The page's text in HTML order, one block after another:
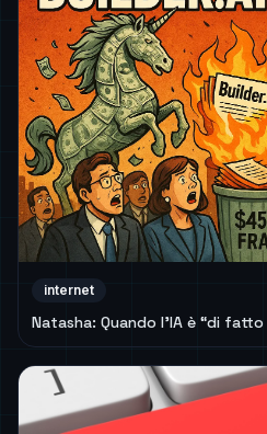
internet
Natasha: Quando l’IA è “di